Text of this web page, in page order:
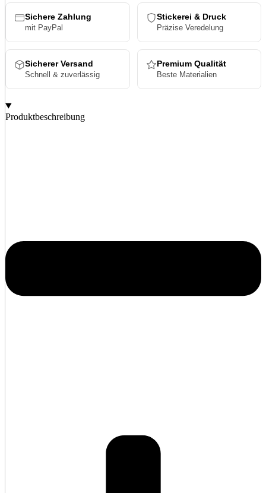
Sichere Zahlung
mit PayPal
Stickerei & Druck
Präzise Veredelung
Sicherer Versand
Schnell & zuverlässig
Premium Qualität
Beste Materialien
Produktbeschreibung